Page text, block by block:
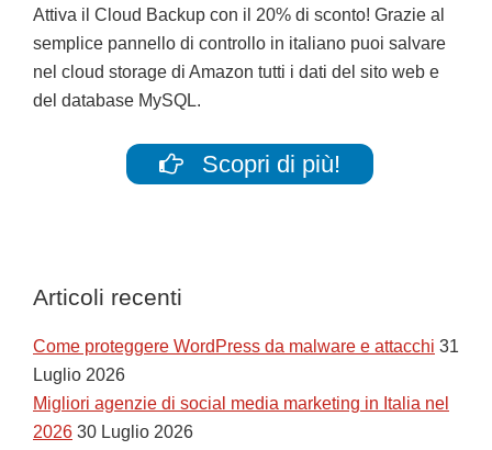
Attiva il Cloud Backup con il 20% di sconto! Grazie al
semplice pannello di controllo in italiano puoi salvare
nel cloud storage di Amazon tutti i dati del sito web e
del database MySQL.
Scopri di più!
Articoli recenti
Come proteggere WordPress da malware e attacchi 31
Luglio 2026
Migliori agenzie di social media marketing in Italia nel
2026 30 Luglio 2026